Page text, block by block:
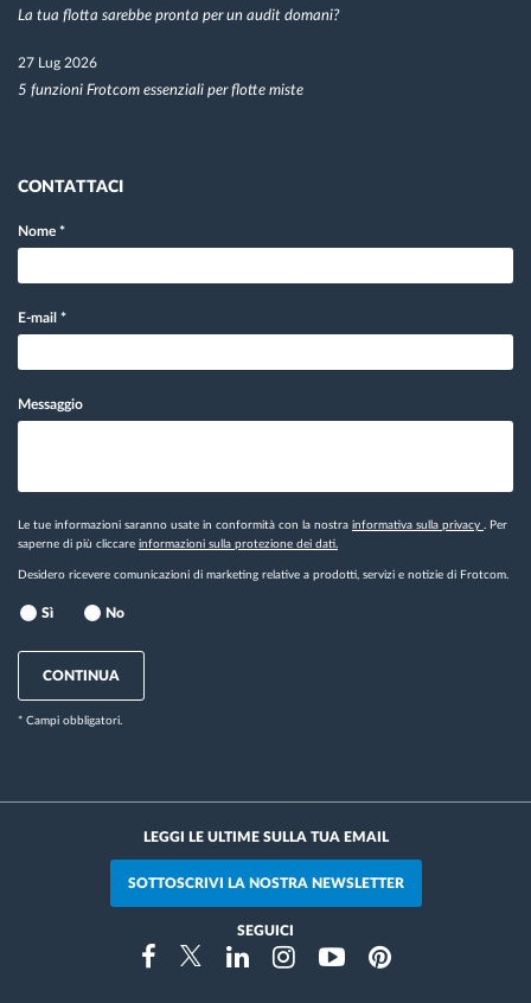
La tua flotta sarebbe pronta per un audit domani?
27 Lug 2026
5 funzioni Frotcom essenziali per flotte miste
CONTATTACI
Nome *
E-mail *
Messaggio
Le tue informazioni saranno usate in conformità con la nostra informativa sulla privacy
. Per
saperne di più cliccare informazioni sulla protezione dei dati.
Desidero ricevere comunicazioni di marketing relative a prodotti, servizi e notizie di Frotcom.
Sì No
CONTINUA
* Campi obbligatori.
LEGGI LE ULTIME SULLA TUA EMAIL
SOTTOSCRIVI LA NOSTRA NEWSLETTER
SEGUICI
FacebookTwitterLinkedinInstragramYoutubePinterest